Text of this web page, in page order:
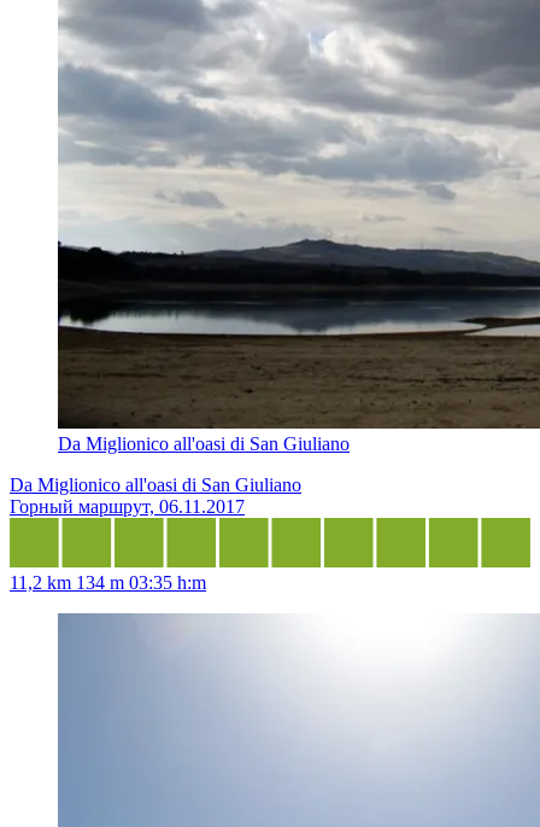
Da Miglionico all'oasi di San Giuliano
Da Miglionico all'oasi di San Giuliano
Горный маршрут, 06.11.2017
11,2 km 134 m 03:35 h:m